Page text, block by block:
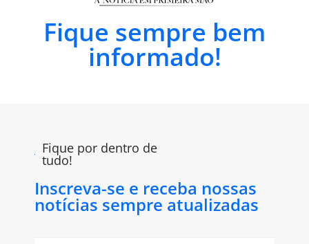
Fique sempre bem
informado!
Fique por dentro de
tudo!
Inscreva-se e receba nossas
notícias sempre atualizadas